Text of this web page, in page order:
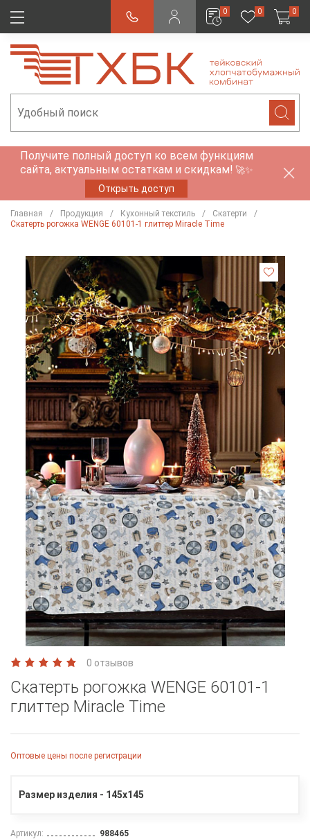
0 0 0
Получите полный доступ ко всем функциям
сайта, актуальным остаткам и скидкам! 🚀✨
Открыть доступ
Главная Продукция Кухонный текстиль
Скатерти
Скатерть рогожка WENGE 60101-1 глиттер Miracle Time
0 отзывов
Скатерть рогожка WENGE 60101-1
глиттер Miracle Time
Оптовые цены после регистрации
Размер изделия - 145х145
Артикул: 988465